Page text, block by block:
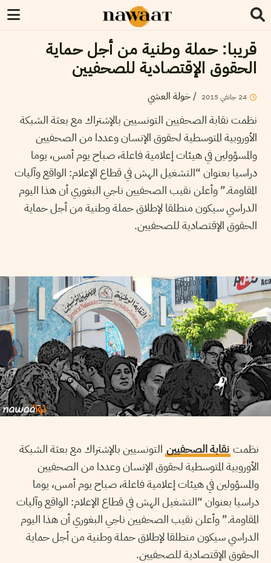
قريبا: حملة وطنية من أجل حماية
الحقوق الإقتصادية للصحفيين
24 جانفي 2015
/خولة العشي
نظمت نقابة الصحفيين التونسيين بالإشتراك مع بعثة الشبكة
الأوروبية المتوسطية لحقوق الإنسان وعددا من الصحفيين
والمسؤولين في هيئات إعلامية فاعلة، صباح يوم أمس، يوما
دراسيا بعنوان “التشغيل الهش في قطاع الإعلام: الواقع وآليات
المقاومة.” وأعلن نقيب الصحفيين ناجي البغوري أن هذا اليوم
الدراسي سيكون منطلقا لإطلاق حملة وطنية من أجل حماية
الحقوق الإقتصادية للصحفيين.
نظمت نقابة الصحفيين التونسيين بالإشتراك مع بعثة الشبكة
الأوروبية المتوسطية لحقوق الإنسان وعددا من الصحفيين
والمسؤولين في هيئات إعلامية فاعلة، صباح يوم أمس، يوما
دراسيا بعنوان “التشغيل الهش في قطاع الإعلام: الواقع وآليات
المقاومة.” وأعلن نقيب الصحفيين ناجي البغوري أن هذا اليوم
الدراسي سيكون منطلقا لإطلاق حملة وطنية من أجل حماية
الحقوق الإقتصادية للصحفيين.